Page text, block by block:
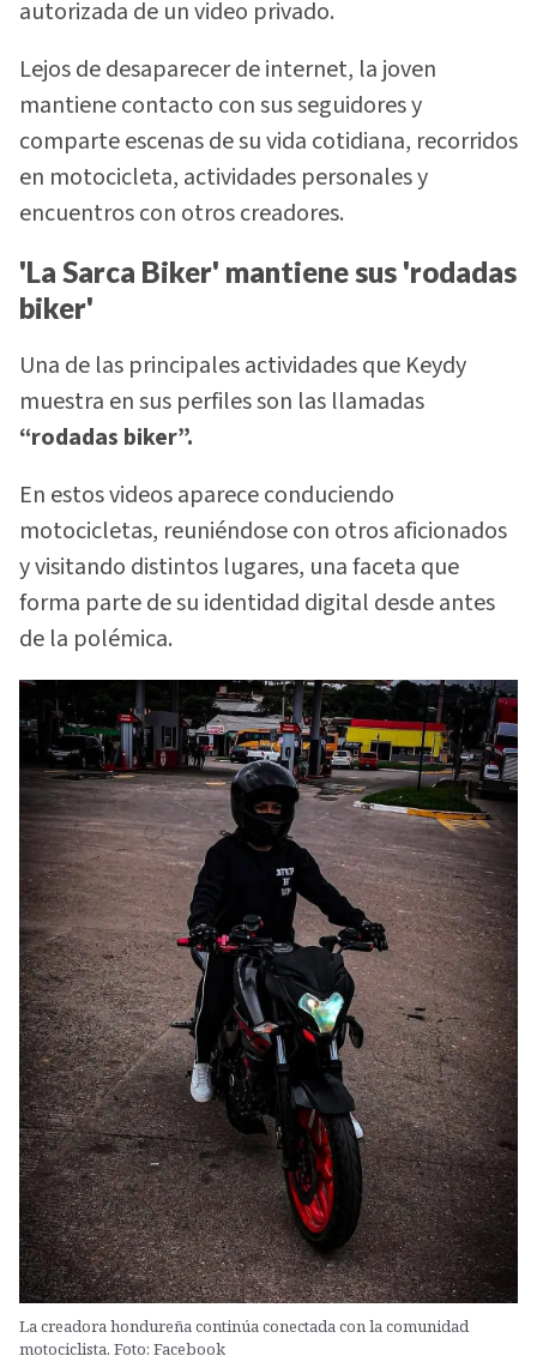
autorizada de un video privado.
Lejos de desaparecer de internet, la joven
mantiene contacto con sus seguidores y
comparte escenas de su vida cotidiana, recorridos
en motocicleta, actividades personales y
encuentros con otros creadores.
'La Sarca Biker' mantiene sus 'rodadas
biker'
Una de las principales actividades que Keydy
muestra en sus perfiles son las llamadas
“rodadas biker”.
En estos videos aparece conduciendo
motocicletas, reuniéndose con otros aficionados
y visitando distintos lugares, una faceta que
forma parte de su identidad digital desde antes
de la polémica.
La creadora hondureña continúa conectada con la comunidad
motociclista. Foto: Facebook